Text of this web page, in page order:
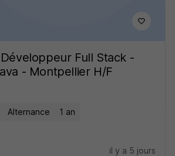
Full Stack -
- Montpellier H/F
Alternance 1 an
il y a 5 jours